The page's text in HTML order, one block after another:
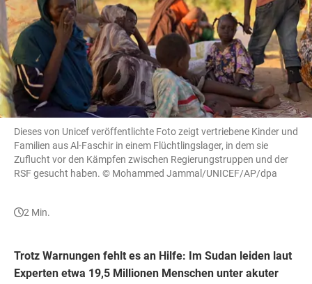
Dieses von Unicef veröffentlichte Foto zeigt vertriebene Kinder und
Familien aus Al-Faschir in einem Flüchtlingslager, in dem sie
Zuflucht vor den Kämpfen zwischen Regierungstruppen und der
RSF gesucht haben. © Mohammed Jammal/UNICEF/AP/dpa
2 Min.
Trotz Warnungen fehlt es an Hilfe: Im Sudan leiden laut
Experten etwa 19,5 Millionen Menschen unter akuter